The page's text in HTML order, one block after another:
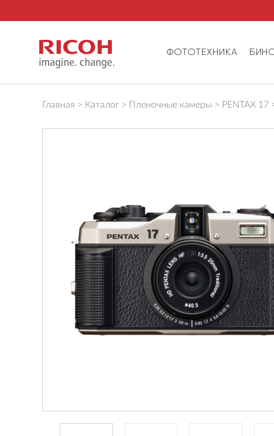
ФОТОТЕХНИКА
Главная Каталог Пленочные камеры PENTAX 17